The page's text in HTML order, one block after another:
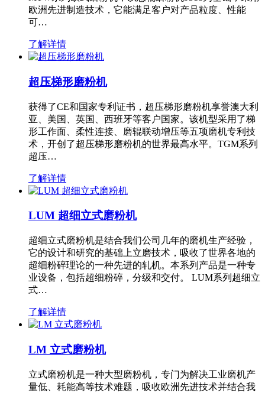
欧洲先进制造技术，它能满足客户对产品粒度、性能
可…
了解详情
超压梯形磨粉机
获得了CE和国家专利证书，超压梯形磨粉机享誉澳大利
亚、美国、英国、西班牙等客户国家。该机型采用了梯
形工作面、柔性连接、磨辊联动增压等五项磨机专利技
术，开创了超压梯形磨粉机的世界最高水平。TGM系列
超压…
了解详情
LUM 超细立式磨粉机
超细立式磨粉机是结合我们公司几年的磨机生产经验，
它的设计和研究的基础上立磨技术，吸收了世界各地的
超细粉碎理论的一种先进的轧机。本系列产品是一种专
业设备，包括超细粉碎，分级和交付。 LUM系列超细立
式…
了解详情
LM 立式磨粉机
立式磨粉机是一种大型磨粉机，专门为解决工业磨机产
量低、耗能高等技术难题，吸收欧洲先进技术并结合我